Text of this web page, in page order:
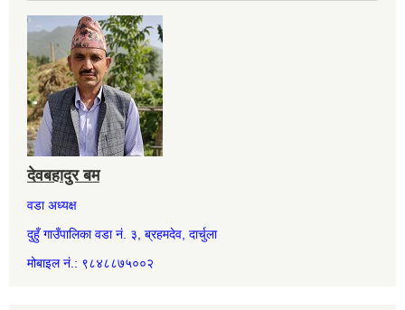
देवबहादुर बम
वडा अध्यक्ष
दुहुँ गाउँपालिका वडा नं. ३, ब्रहमदेव, दार्चुला
मोबाइल नं.: ९८४८८७५००२